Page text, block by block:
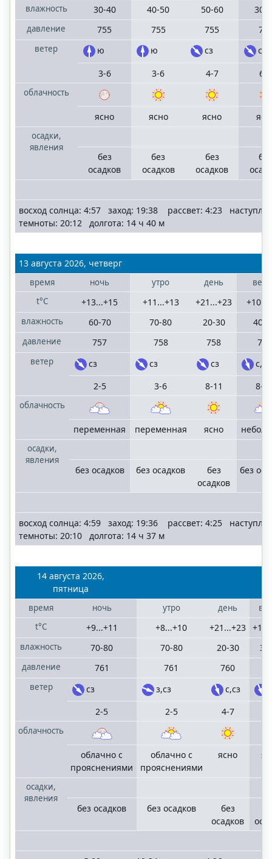
влажность
давление
ветер
облачность
осадки,
явления
30-40
755
ю
3-6
ясно
без
осадков
40-50
755
ю
3-6
ясно
без
осадков
50-60
755
сз
4-7
ясно
без
осадков
30-
сз
6-9
восход солнца: 4:57 заход: 19:38 рассвет: 4:23
темноты: 20:12 долгота: 14 ч 40 м
13 августа 2026, четверг
время
t°C
влажность
давление
ветер
облачность
осадки,
явления
ночь
+13...+15
60-70
757
сз
2-5
переменная
без осадков
утро
+11...+13
70-80
758
сз
3-6
переменная
без осадков
день
+21...+23
20-30
758
сз
8-11
ясно
без
осадков
40-
758
с,сз
8-
без
восход солнца: 4:59 заход: 19:36 рассвет: 4:25
темноты: 20:10 долгота: 14 ч 37 м
14 августа 2026,
пятница
время
t°C
влажность
давление
ветер
облачность
осадки,
явления
ночь
+9...+11
70-80
761
сз
2-5
облачно с
прояснениями
без осадков
утро
+8...+10
70-80
761
з,сз
2-5
облачно с
прояснениями
без осадков
день
+21...+23
20-30
760
с,сз
4-7
ясно
без
осадков